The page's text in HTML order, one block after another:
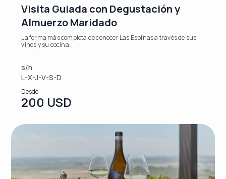
Visita Guiada con Degustación y
Almuerzo Maridado
La forma más completa de conocer Las Espinas a través de sus
vinos y su cocina.
s/h
L-X-J-V-S-D
Desde
200 USD